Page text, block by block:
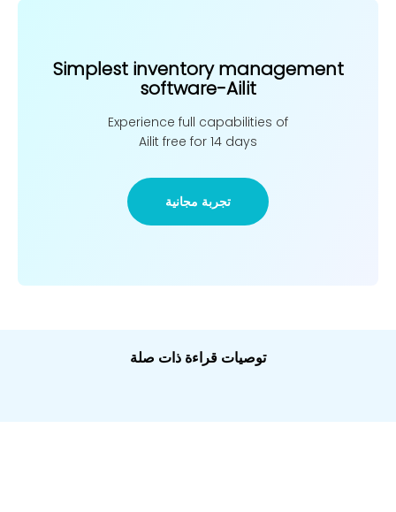
Simplest inventory management
software-Ailit
Experience full capabilities of
Ailit free for 14 days
تجربة مجانية
توصيات قراءة ذات صلة